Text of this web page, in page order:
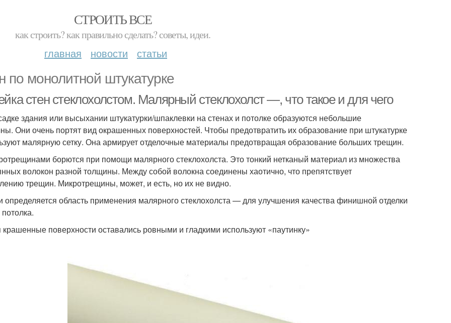
СТРОИТЬ ВСЕ
как строить? как правильно сделать? советы, идеи.
главная новости статьи
по монолитной штукатурке
стен стеклохолстом. Малярный стеклохолст —, что такое и для чего
здания или высыхании штукатурки/шпаклевки на стенах и потолке образуются небольшие
Они очень портят вид окрашенных поверхностей. Чтобы предотвратить их образование при штукатурке
малярную сетку. Она армирует отделочные материалы предотвращая образование больших трещин.
борются при помощи малярного стеклохолста. Это тонкий нетканый материал из множества
волокон разной толщины. Между собой волокна соединены хаотично, что препятствует
трещин. Микротрещины, может, и есть, но их не видно.
определяется область применения малярного стеклохолста — для улучшения качества финишной отделки
поверхности оставались ровными и гладкими используют «паутинку»